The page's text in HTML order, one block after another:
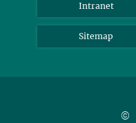
Intranet
Sitemap
©